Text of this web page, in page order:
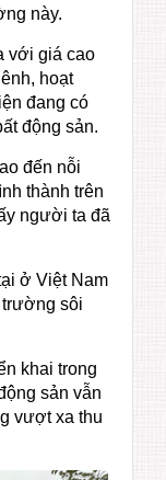
này.
với giá cao
hoạt
đang có
động sản.
đến nỗi
thành trên
người ta đã
ở Việt Nam
trường sôi
khai trong
sản vẫn
vượt xa thu